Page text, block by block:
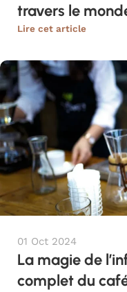
travers le
Lire cet article
01 Oct 2024
La magie de
complet du